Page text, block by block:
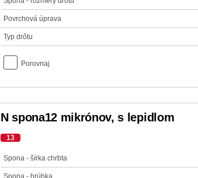
Povrchová úprava
Typ drôtu
Porovnaj
N spona12 mikrónov, s lepidlom
13
Spona - šírka chrbta
Spona - hrúbka